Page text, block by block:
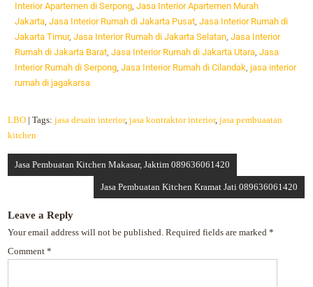
Interior Apartemen di Serpong, Jasa Interior Apartemen Murah
Jakarta,Jasa Interior Rumah di Jakarta Pusat,Jasa Interior Rumah di
Jakarta Timur,Jasa Interior Rumah di Jakarta Selatan,Jasa Interior
Rumah di Jakarta Barat,Jasa Interior Rumah di Jakarta Utara,Jasa
Interior Rumah di Serpong,Jasa Interior Rumah di Cilandak, jasa interior
rumah di jagakarsa
LBO | Tags:jasa desain interior,jasa kontraktor interior,jasa pembuaatan
kitchen
Jasa Pembuatan Kitchen Makasar, Jaktim 089636061420
Jasa Pembuatan Kitchen Kramat Jati 089636061420
Leave a Reply
Your email address will not be published. Required fields are marked*
Comment*